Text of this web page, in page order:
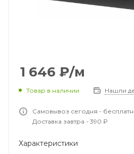
1 646 ₽/м
Товар в наличии Нашли
Самовывоз сегодня -
Доставка завтра - 390 ₽
Характеристики